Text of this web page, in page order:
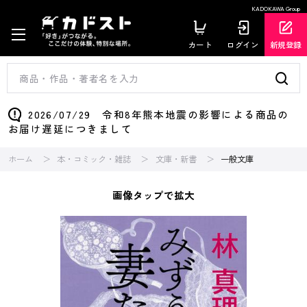
KADOKAWA Group
カート ログイン 新規登録
2026/07/29 令和8年熊本地震の影響による商品の
お届け遅延につきまして
ホーム 本・コミック・雑誌 文庫・新書 一般文庫
画像タップで拡大